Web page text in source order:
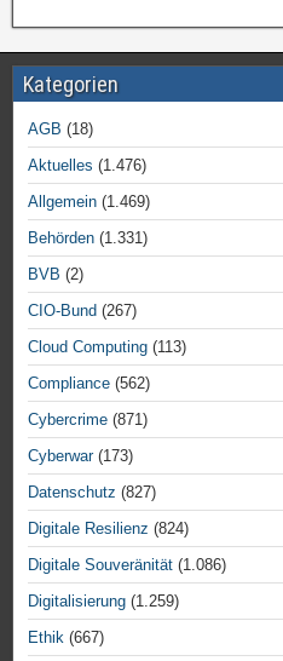
Kategorien
AGB (18)
Aktuelles (1.476)
Allgemein (1.469)
Behörden (1.331)
BVB (2)
CIO-Bund (267)
Cloud Computing (113)
Compliance (562)
Cybercrime (871)
Cyberwar(173)
Datenschutz (827)
Digitale Resilienz (824)
Digitale Souveränität (1.086)
Digitalisierung (1.259)
Ethik (667)